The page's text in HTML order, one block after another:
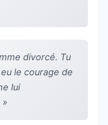
divorcé. Tu
le courage de
lui